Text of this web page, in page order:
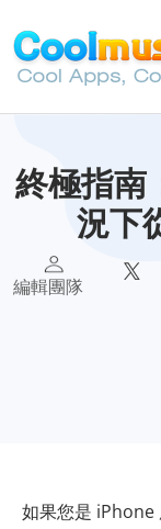
終極指南
況下
編輯團隊
如果您是 iPhone